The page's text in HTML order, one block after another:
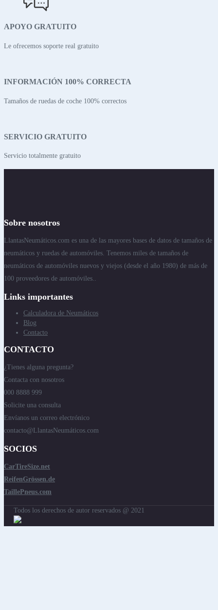
APOYO GRATUITO
Le ofrecemos soporte real gratuito
INFORMACIÓN 100% CORRECTA
Tamaños de ruedas de coche 100% correctos
SERVICIO GRATUITO
Servicio totalmente gratuito
Sobre nosotros
LlantasNeumáticos.com es una de las mayores bases de datos de tamaños de
neumáticos y ruedas de automóviles. Tenemos miles de tamaños de
neumáticos de automóviles nuevos y viejos (desde el año 1980) de más de
100 proveedores de automóviles..
Links importantes
Calculadora de Neumáticos
Blog
Contacto
CONTACTO
¿Tienes alguna pregunta?
Contacta con nosotros
000 8888 999
Solicite una consulta
Envíanos un correo electrónico
contacto@LlantasNeumáticos.com
SOCIOS
CarTireSize.net
ReifenGrössen.de
TaillePneus.com
Todos los derechos de autor reservados @ 2021